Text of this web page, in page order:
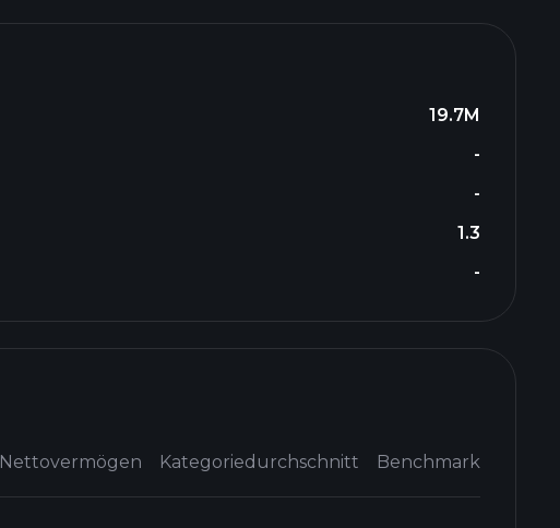
19.7M
-
-
1.3
-
Nettovermögen Kategoriedurchschnitt Benchmark